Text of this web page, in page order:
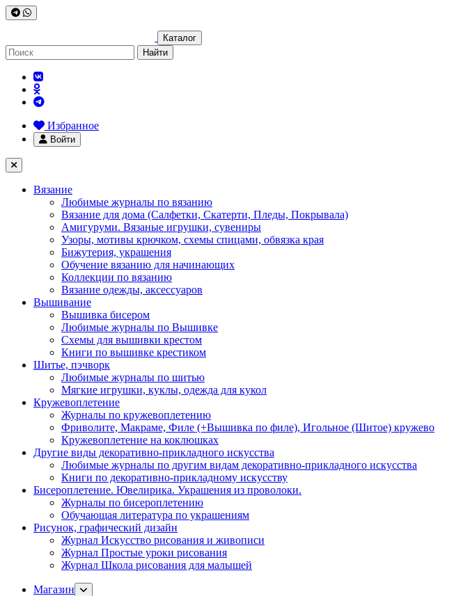
Каталог
Найти
Избранное
Войти
Вязание
Любимые журналы по вязанию
Вязание для дома (Салфетки, Скатерти, Пледы, Покрывала)
Амигуруми. Вязаные игрушки, сувениры
Узоры, мотивы крючком, схемы спицами, обвязка края
Бижутерия, украшения
Обучение вязанию для начинающих
Коллекции по вязанию
Вязание одежды, аксессуаров
Вышивание
Вышивка бисером
Любимые журналы по Вышивке
Схемы для вышивки крестом
Книги по вышивке крестиком
Шитье, пэчворк
Любимые журналы по шитью
Мягкие игрушки, куклы, одежда для кукол
Кружевоплетение
Журналы по кружевоплетению
Фриволите, Макраме, Филе (+Вышивка по филе), Игольное (Шитое) кружево
Кружевоплетение на коклюшках
Другие виды декоративно-прикладного искусства
Любимые журналы по другим видам декоративно-прикладного искусства
Книги по декоративно-прикладному искусству
Бисероплетение. Ювелирика. Украшения из проволоки.
Журналы по бисероплетению
Обучающая литература по украшениям
Рисунок, графический дизайн
Журнал Искусство рисования и живописи
Журнал Простые уроки рисования
Журнал Школа рисования для малышей
Магазин